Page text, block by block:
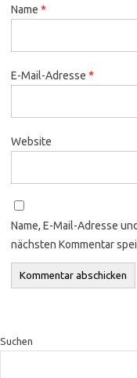
Name *
E-Mail-Adresse *
Website
Name, E-Mail-Adresse
nächsten Kommentar
Suchen